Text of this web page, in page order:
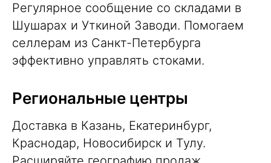
Регулярное сообщение со складами в
Шушарах и Уткиной Заводи. Помогаем
селлерам из Санкт-Петербурга
эффективно управлять стоками.
Региональные центры
Доставка в Казань, Екатеринбург,
Краснодар, Новосибирск и Тулу.